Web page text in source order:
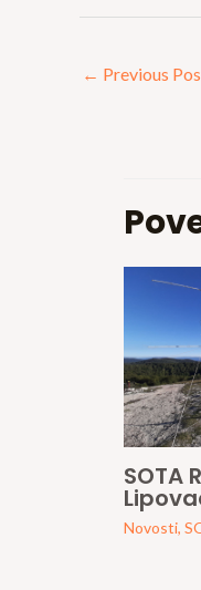
← Previous
SOTA
Novosti,